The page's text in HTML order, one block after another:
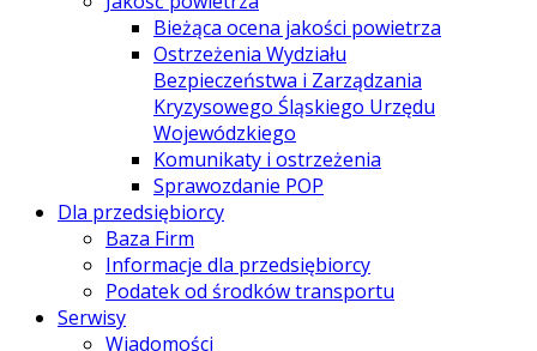
Bieżąca ocena jakości powietrza
Ostrzeżenia Wydziału
Bezpieczeństwa i Zarządzania
Kryzysowego Śląskiego Urzędu
Wojewódzkiego
Komunikaty i ostrzeżenia
Sprawozdanie POP
Dla przedsiębiorcy
Baza Firm
Informacje dla przedsiębiorcy
Podatek od środków transportu
Serwisy
Wiadomości